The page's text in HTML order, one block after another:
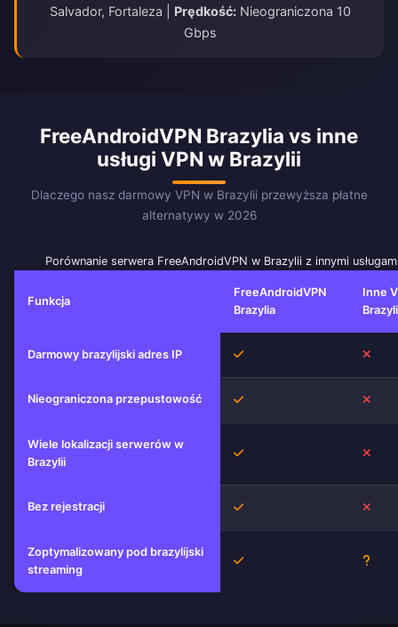
Salvador, Fortaleza | Prędkość: Nieograniczona 10
Gbps
FreeAndroidVPN Brazylia vs inne
usługi VPN w Brazylii
Dlaczego nasz darmowy VPN w Brazylii przewyższa płatne
alternatywy w 2026
Porównanie serwera FreeAndroidVPN w Brazylii z innymi
Funkcja
FreeAndroidVPN
Brazylia
Inne
Darmowy brazylijski adres IP Tak
Nieograniczona przepustowość Tak
Wiele lokalizacji serwerów w
Brazylii
Tak
Bez rejestracji Tak
Zoptymalizowany pod brazylijski
streaming
Tak